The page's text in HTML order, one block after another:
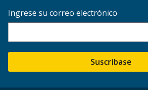
Ingrese su correo electrónico
Suscríbase